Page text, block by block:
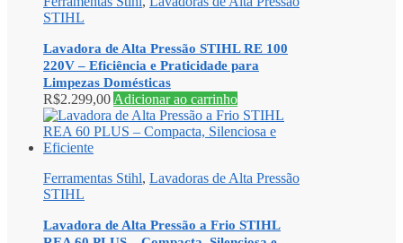
STIHL
Lavadora de Alta Pressão STIHL RE 100
220V – Eficiência e Praticidade para
Limpezas Domésticas
R$2.299,00 Adicionar ao carrinho
Ferramentas Stihl, Lavadoras de Alta Pressão
STIHL
Lavadora de Alta Pressão a Frio STIHL